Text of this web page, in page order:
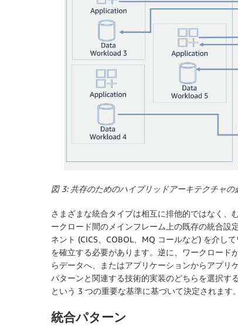
図 3: 共存のためのハイブリッドアーキテクチャの
さまざまな統合タイプは相互に排他的ではなく、
ークロード間のメインフレーム上の既存の統合設
ネント (CICS、COBOL、MQ コールなど) を介し
を確立する必要があります。逆に、ワークロード
らデータへ、またはアプリケーションからアプ
パターンと関連する技術的実装のどちらを選択す
という 3 つの重要な基準に基づいて決定されます。
統合パターン